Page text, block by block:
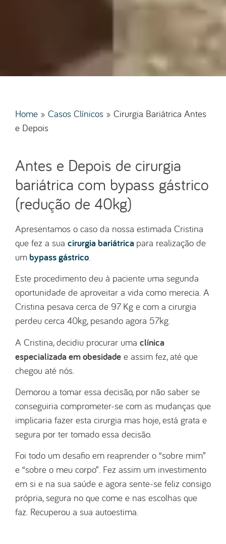
Home » Casos Clínicos » Cirurgia Bariátrica Antes
e Depois
Antes e Depois de cirurgia
bariátrica com bypass gástrico
(redução de 40kg)
Apresentamos o caso da nossa estimada Cristina
que fez a sua cirurgia bariátrica para realização de
um bypass gástrico.
Este procedimento deu à paciente uma segunda
oportunidade de aproveitar a vida como merecia. A
Cristina pesava cerca de 97 Kg e com a cirurgia
perdeu cerca 40kg, pesando agora 57kg.
A Cristina, decidiu procurar uma clínica
especializada em obesidade e assim fez, até que
chegou até nós.
Demorou a tomar essa decisão, por não saber se
conseguiria comprometer-se com as mudanças que
implicaria fazer esta cirurgia mas hoje, está grata e
segura por ter tomado essa decisão.
Foi todo um desafio em reaprender o “sobre mim”
e “sobre o meu corpo”. Fez assim um investimento
em si e na sua saúde e agora sente-se feliz consigo
própria, segura no que come e nas escolhas que
faz. Recuperou a sua autoestima.